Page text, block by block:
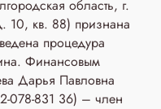
область, г.
10, кв. 88) признана
процедура
Финансовым
Дарья Павловна
831 36) – член